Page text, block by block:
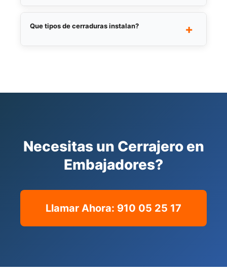
cerrado por telefono o WhatsApp antes de
Que tipos de cerraduras instalan? +
para puertas y cierres metalicos.
Necesitas un Cerrajero en
Embajadores?
Llamar Ahora: 910 05 25 17